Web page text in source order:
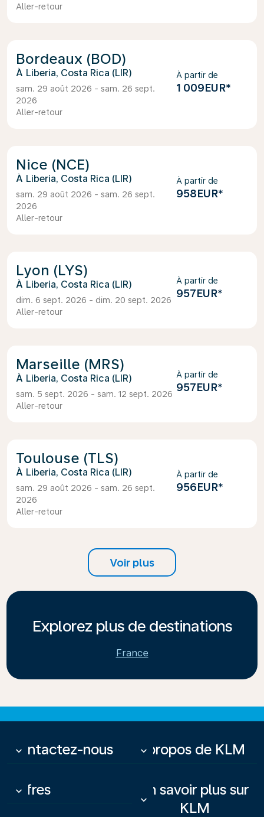
Aller-retour
Bordeaux (BOD)
Liberia, Costa Rica (LIR)
sam. 29 août 2026 - sam. 26 sept.
2026
Aller-retour
À partir de
1 009EUR*
Nice (NCE)
Liberia, Costa Rica (LIR)
sam. 29 août 2026 - sam. 26 sept.
2026
Aller-retour
À partir de
958EUR*
Lyon (LYS)
Liberia, Costa Rica (LIR)
dim. 6 sept. 2026 - dim. 20 sept. 2026
Aller-retour
À partir de
957EUR*
Marseille (MRS)
Liberia, Costa Rica (LIR)
sam. 5 sept. 2026 - sam. 12 sept. 2026
Aller-retour
À partir de
957EUR*
Toulouse (TLS)
Liberia, Costa Rica (LIR)
sam. 29 août 2026 - sam. 26 sept.
2026
Aller-retour
À partir de
956EUR*
Voir plus
Explorez plus de destinations
France
Contactez-nous
keyboard_arrow_down À propos de KLM
keyboard_arrow_down
Offres
keyboard_arrow_down
En savoir plus sur
KLM
keyboard_arrow_down